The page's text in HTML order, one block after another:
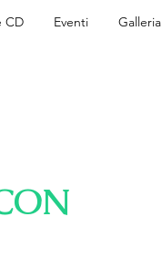
CD Eventi Galleria